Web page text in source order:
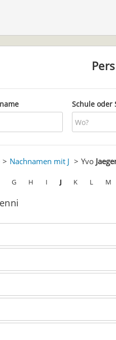
Schule oder
Nachnamen mit J Yvo
G H I J K L M